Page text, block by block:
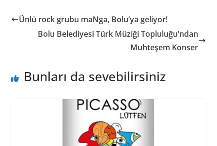
Ünlü rock grubu maNga, Bolu’ya geliyor!
Bolu Belediyesi Türk Müziği Topluluğu’ndan
Muhteşem Konser
Bunları da sevebilirsiniz